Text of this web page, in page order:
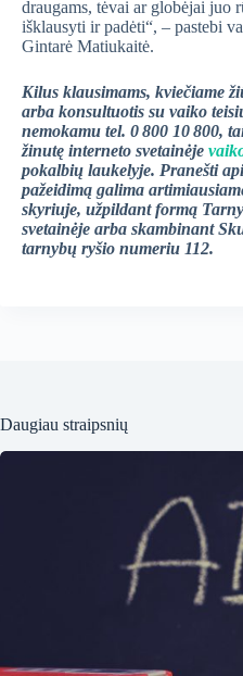
draugams, tėvai ar globėjai juo
išklausyti ir padėti“, – pastebi
Gintarė Matiukaitė.
Kilus klausimams, kviečiame
arba konsultuotis su vaiko
nemokamu tel. 0800 10800,
žinutę interneto svetainėje
pokalbių laukelyje. Pranešti
pažeidimą galima
skyriuje, užpildant formą
svetainėje arba skambinant
tarnybų ryšio numeriu 112.
Daugiau straipsnių